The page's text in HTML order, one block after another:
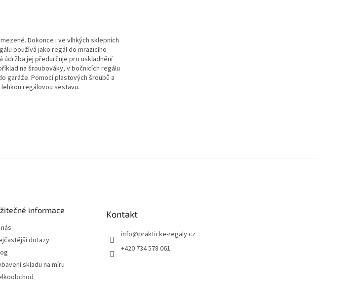
Dokonce i ve vlhkých sklepních
používá jako regál do mrazicího
údržba jej předurčuje pro uskladnění
na šroubováky, v bočnicích regálu
garáže. Pomocí plastových šroubů a
regálovou sestavu.
informace
dotazy
skladu na míru
Kontakt
info@prakticke-regaly.cz
+420 734 578 061